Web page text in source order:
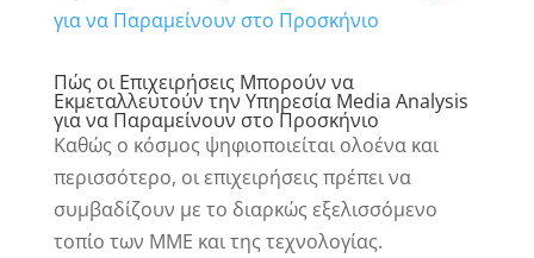
Πώς οι Επιχειρήσεις Μπορούν να
Εκμεταλλευτούν την Υπηρεσία Media Analysis
για να Παραμείνουν στο Προσκήνιο
Καθώς ο κόσμος ψηφιοποιείται ολοένα και
περισσότερο, οι επιχειρήσεις πρέπει να
συμβαδίζουν με το διαρκώς εξελισσόμενο
τοπίο των ΜΜΕ και της τεχνολογίας.